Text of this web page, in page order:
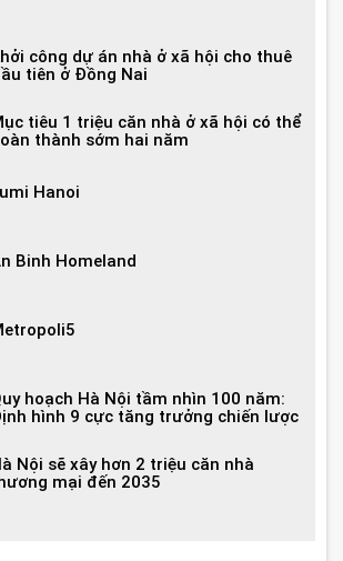
công dự án nhà ở xã hội cho thuê
tiên ở Đồng Nai
tiêu 1 triệu căn nhà ở xã hội có thể
thành sớm hai năm
Hanoi
Binh Homeland
hoạch Hà Nội tầm nhìn 100 năm:
hình 9 cực tăng trưởng chiến lược
Nội sẽ xây hơn 2 triệu căn nhà
mại đến 2035